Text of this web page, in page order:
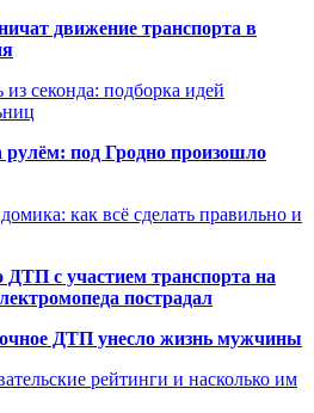
движение транспорта в
секонда: подборка идей
рулём: под Гродно произошло
как всё сделать правильно и
ДТП с участием транспорта на
пострадал
ДТП унесло жизнь мужчины
рейтинги и насколько им